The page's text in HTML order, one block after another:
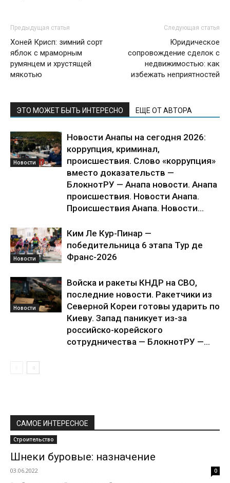
Предыдущая статья
Хоней Крисп: зимний сорт
яблок с мраморным
румянцем и хрустящей
мякотью
Следующая статья
Юридическое
сопровождение сделок с
недвижимостью: как
избежать неприятностей
ЭТО МОЖЕТ БЫТЬ ИНТЕРЕСНО ЕЩЕ ОТ АВТОРА
Новости
Новости Анапы на сегодня 2026:
коррупция, криминал,
происшествия. Слово «коррупция»
вместо доказательств —
БлокнотРУ — Анапа новости. Анапа
происшествия. Новости Анапа.
Происшествия Анапа. Новости...
Новости
Ким Ле Кур-Пинар —
победительница 6 этапа Тур де
Франс-2026
Новости
Войска и ракеты КНДР на СВО,
последние новости. Ракетчики из
Северной Кореи готовы ударить по
Киеву. Запад паникует из-за
российско-корейского
сотрудничества — БлокнотРУ —...
САМОЕ ИНТЕРЕСНОЕ
Строительство
Шнеки буровые: назначение
03.06.2022 0